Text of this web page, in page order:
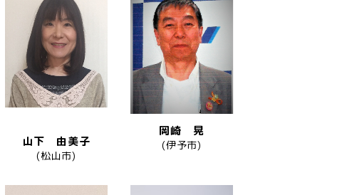
山下 由美子
(松山市)
岡崎 晃
(伊予市)